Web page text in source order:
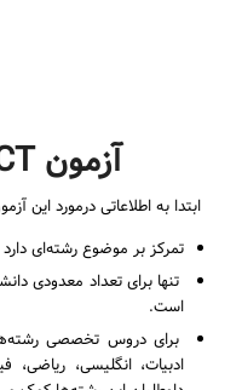
آزمون GRE SUBJECT
ابتدا به اطلاعاتی درمورد این
تمرکز بر موضوع رشته‌ای
تنها برای تعداد معدودی
است.
برای دروس تخصصی
ادبیات، انگلیسی،